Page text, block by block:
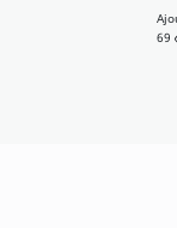
69